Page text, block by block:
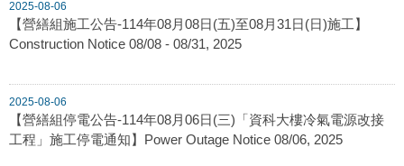
2025-08-06
【營繕組施工公告-114年08月08日(五)至08月31日(日)施工】
Construction Notice 08/08 - 08/31, 2025
2025-08-06
【營繕組停電公告-114年08月06日(三)「資科大樓冷氣電源改接
工程」施工停電通知】Power Outage Notice 08/06, 2025